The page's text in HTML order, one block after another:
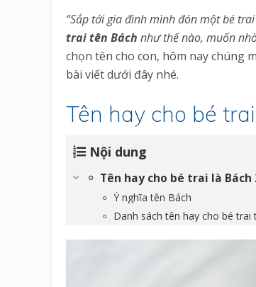
“Sắp tới gia đình mình đón một bé
trai tên Bách như thế nào, muốn
chọn tên cho con, hôm nay chúng
bài viết dưới đây nhé.
Tên hay cho bé
Nội dung
Tên hay cho bé trai là Bách
Ý nghĩa tên Bách
Danh sách tên hay cho bé